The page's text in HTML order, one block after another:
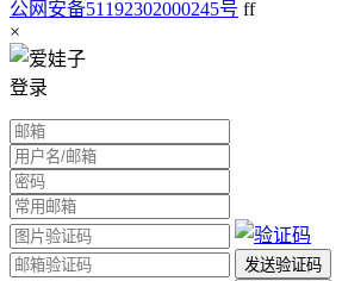
公网安备51192302000245号 ff
×
登录